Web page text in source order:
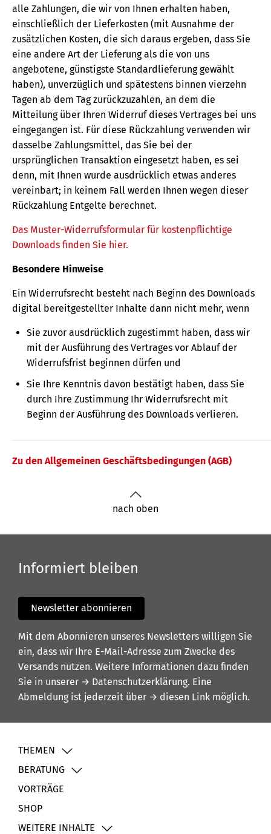
alle Zahlungen, die wir von Ihnen erhalten haben,
einschließlich der Lieferkosten (mit Ausnahme der
zusätzlichen Kosten, die sich daraus ergeben, dass Sie
eine andere Art der Lieferung als die von uns
angebotene, günstigste Standardlieferung gewählt
haben), unverzüglich und spätestens binnen vierzehn
Tagen ab dem Tag zurückzuzahlen, an dem die
Mitteilung über Ihren Widerruf dieses Vertrages bei uns
eingegangen ist. Für diese Rückzahlung verwenden wir
dasselbe Zahlungsmittel, das Sie bei der
ursprünglichen Transaktion eingesetzt haben, es sei
denn, mit Ihnen wurde ausdrücklich etwas anderes
vereinbart; in keinem Fall werden Ihnen wegen dieser
Rückzahlung Entgelte berechnet.
Das Muster-Widerrufsformular für kostenpflichtige
Downloads finden Sie hier.
Besondere Hinweise
Ein Widerrufsrecht besteht nach Beginn des Downloads
digital bereitgestellter Inhalte dann nicht mehr, wenn
Sie zuvor ausdrücklich zugestimmt haben, dass wir
mit der Ausführung des Vertrages vor Ablauf der
Widerrufsfrist beginnen dürfen und
Sie Ihre Kenntnis davon bestätigt haben, dass Sie
durch Ihre Zustimmung Ihr Widerrufsrecht mit
Beginn der Ausführung des Downloads verlieren.
Zu den Allgemeinen Geschäftsbedingungen (AGB)
nach oben
Informiert bleiben
Newsletter abonnieren
Mit dem Abonnieren unseres Newsletters willigen Sie
ein, dass wir Ihre E-Mail-Adresse zum Zwecke des
Versands nutzen. Weitere Informationen dazu finden
Sie in unserer → Datenschutzerklärung. Eine
Abmeldung ist jederzeit über → diesen Link möglich.
THEMEN
BERATUNG
VORTRÄGE
SHOP
WEITERE INHALTE